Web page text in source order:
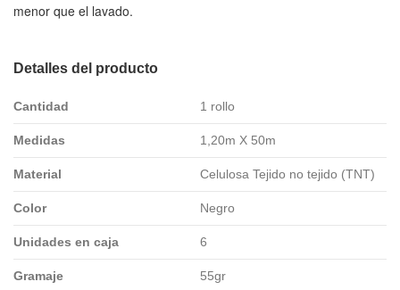
menor que el lavado.
Detalles del producto
Cantidad 1 rollo
Medidas 1,20m X 50m
Material Celulosa Tejido no tejido (TNT)
Color Negro
Unidades en caja 6
Gramaje 55gr